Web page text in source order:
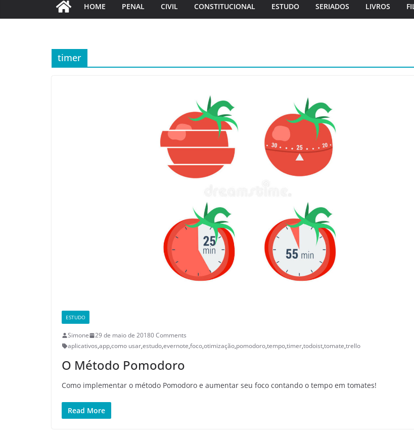
HOME PENAL CIVIL CONSTITUCIONAL ESTUDO SERIADOS LIVROS
timer
ESTUDO
Simone 29 de maio de 20180 Comments
aplicativos,app,como usar,estudo,evernote,foco,otimização,pomodoro,tempo,timer,todoist,tomate,trello
O Método Pomodoro
Como implementar o método Pomodoro e aumentar seu foco contando o tempo em tomates!
Read More